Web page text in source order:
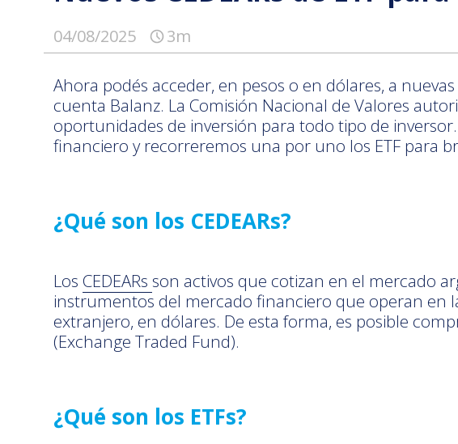
04/08/2025 3m
Ahora podés acceder, en pesos o en dólares, a
cuenta Balanz. La Comisión Nacional de Valores
oportunidades de inversión para todo tipo de
financiero y recorreremos una por uno los ETF para
¿Qué son los CEDEARs?
Los CEDEARs son activos que cotizan en el mercado
instrumentos del mercado financiero que operan en
extranjero, en dólares. De esta forma, es posible
(Exchange Traded Fund).
¿Qué son los ETFs?